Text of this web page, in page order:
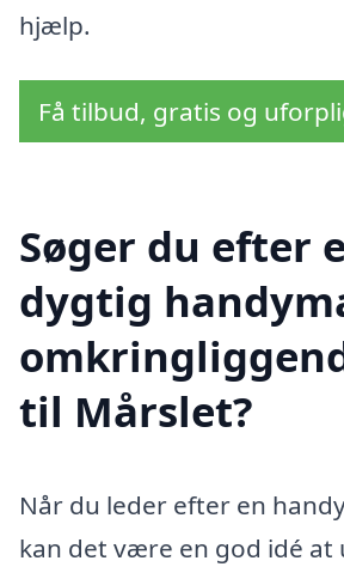
hjælp.
Få tilbud, gratis og
Søger du efter
dygtig
til Mårslet?
Når du leder efter en
kan det være en god idé at